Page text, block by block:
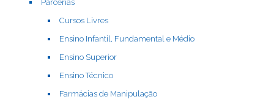
Parcerias
Cursos Livres
Ensino Infantil, Fundamental e Médio
Ensino Superior
Ensino Técnico
Farmácias de Manipulação